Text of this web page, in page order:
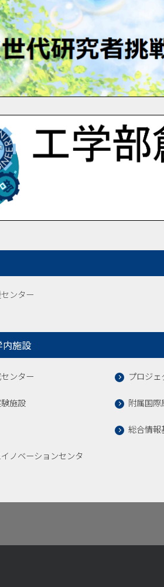
ンター
内施設
ンター プロジ
施設 附属国
総合情報
ノベーションセンタ